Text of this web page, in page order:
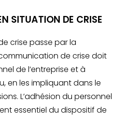
SITUATION DE CRISE
crise passe par la
de crise doit
de l’entreprise et à
en les impliquant dans le
L’adhésion du personnel
essentiel du dispositif de